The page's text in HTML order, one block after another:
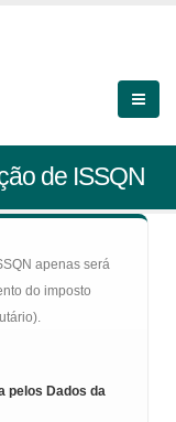
de ISSQN
apenas será
do imposto
pelos Dados da